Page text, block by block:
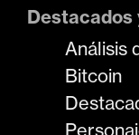
Destacados
Análisis
Bitcoin